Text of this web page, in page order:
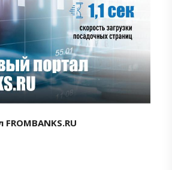
проект